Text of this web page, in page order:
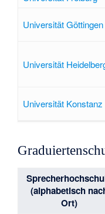
Universität Göttingen
Universität
Universität Konstanz
(alphabetisch
Ort)